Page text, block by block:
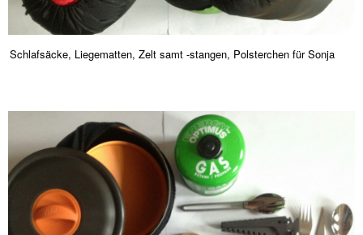
Schlafsäcke, Liegematten, Zelt samt -stangen, Polsterchen für Sonja